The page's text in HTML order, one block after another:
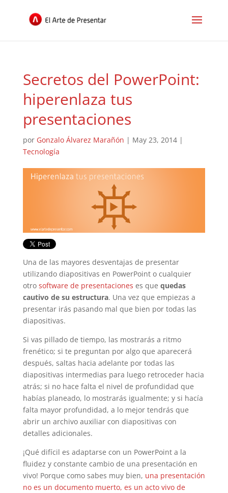
Secretos del PowerPoint:
hiperenlaza tus
presentaciones
por Gonzalo Álvarez Marañón | May 23, 2014|
Tecnología
Una de las mayores desventajas de presentar
utilizando diapositivas en PowerPoint o cualquier
otro software de presentaciones es que quedas
cautivo de su estructura. Una vez que empiezas a
presentar irás pasando mal que bien por todas las
diapositivas.
Si vas pillado de tiempo, las mostrarás a ritmo
frenético; si te preguntan por algo que aparecerá
después, saltas hacia adelante por todas las
diapositivas intermedias para luego retroceder hacia
atrás; si no hace falta el nivel de profundidad que
habías planeado, lo mostrarás igualmente; y si hacía
falta mayor profundidad, a lo mejor tendrás que
abrir un archivo auxiliar con diapositivas con
detalles adicionales.
¡Qué difícil es adaptarse con un PowerPoint a la
fluidez y constante cambio de una presentación en
vivo! Porque como sabes muy bien, una presentación
no es un documento muerto, es un acto vivo de